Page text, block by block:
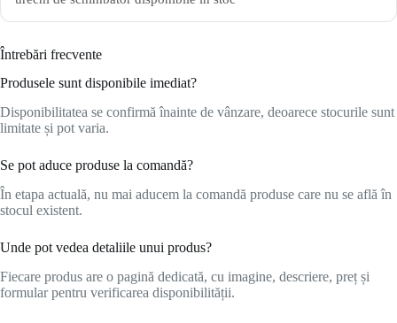
Întrebări frecvente
Produsele sunt disponibile imediat?
Disponibilitatea se confirmă înainte de vânzare, deoarece stocurile sunt
limitate și pot varia.
Se pot aduce produse la comandă?
În etapa actuală, nu mai aducem la comandă produse care nu se află în
stocul existent.
Unde pot vedea detaliile unui produs?
Fiecare produs are o pagină dedicată, cu imagine, descriere, preț și
formular pentru verificarea disponibilității.